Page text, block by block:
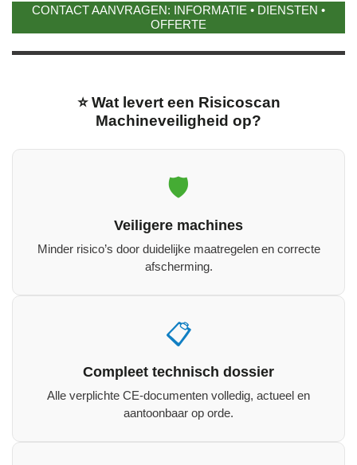
CONTACT AANVRAGEN: INFORMATIE • DIENSTEN •
OFFERTE
⭐ Wat levert een Risicoscan
Machineveiligheid op?
🛡️
Veiligere machines
Minder risico’s door duidelijke maatregelen en correcte
afscherming.
📋
Compleet technisch dossier
Alle verplichte CE‑documenten volledig, actueel en
aantoonbaar op orde.